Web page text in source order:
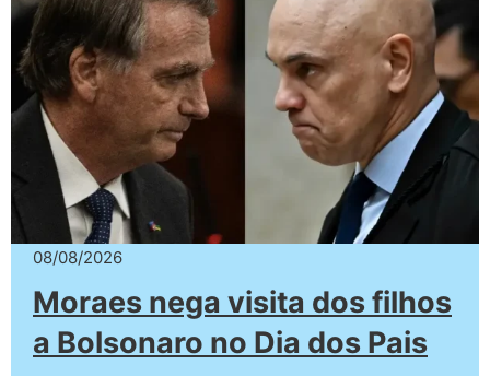
08/08/2026
Moraes nega visita dos filhos
a Bolsonaro no Dia dos Pais